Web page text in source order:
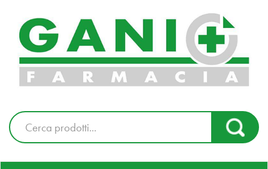
contenuto
principale
Farmacia
Gani
Ordina
online
Cerca
Prodotto
Cerca